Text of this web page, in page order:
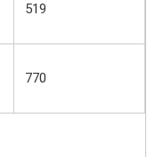
519
770